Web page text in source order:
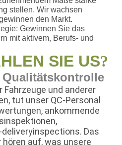
stellen. Wir wachsen
den Markt.
Gewinnen Sie das
mit aktivem, Berufs- und
SIE US?
Qualitätskontrolle
Fahrzeuge und anderer
tut unser QC-Personal
ankommende
Das
auf, was unsere